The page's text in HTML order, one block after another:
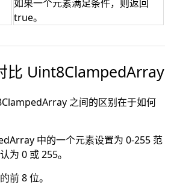
如果一个元素满足条件，则返回
true。
比 Uint8ClampedArray
之间的区别在于如何
中的一个元素设置为 0-255 范
为 0 或 255。
前 8 位。